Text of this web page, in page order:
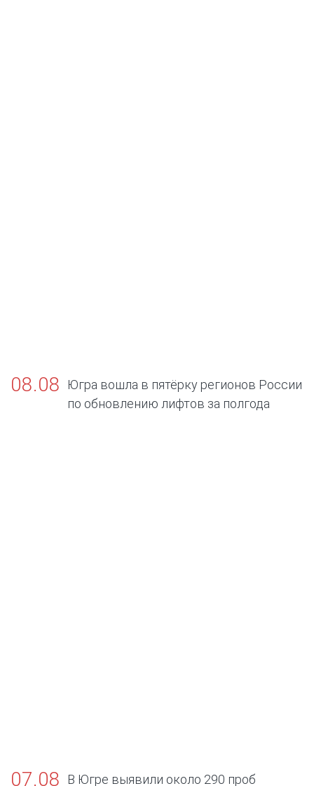
08.08
Югра вошла в пятёрку регионов России
по обновлению лифтов за полгода
07.08 В Югре выявили около 290 проб